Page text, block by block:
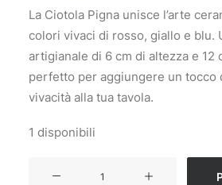
La Ciotola Pigna unisce l’arte
colori vivaci di rosso, giallo e blu.
artigianale di 6 cm di altezza e 12
perfetto per aggiungere un tocco
vivacità alla tua tavola.
1 disponibili
Ciotola